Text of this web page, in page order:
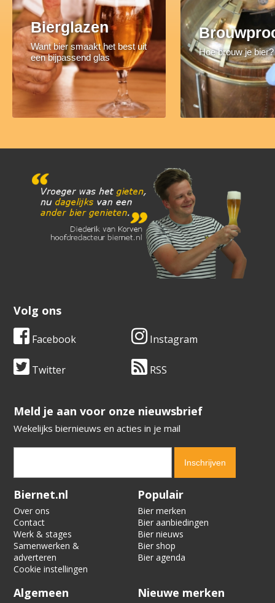
Bierglazen
Want bier smaakt het best uit
een bijpassend glas
Hoe brouw je bier?
Volg ons
Facebook Instagram
Twitter RSS
​​​​​​​Meld je aan voor onze nieuwsbrief
Wekelijks biernieuws en acties in je mail
Verification code:
Biernet.nl
Over ons
Contact
Werk & stages
Samenwerken &
adverteren
Cookie instellingen
Populair
Bier merken
Bier aanbiedingen
Bier nieuws
Bier shop
Bier agenda
Algemeen Nieuwe merken